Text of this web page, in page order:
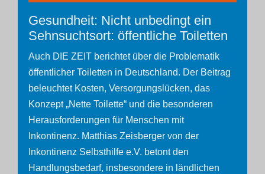
Gesundheit: Nicht unbedingt ein
Sehnsuchtsort: öffentliche Toiletten
Auch DIE ZEIT berichtet über die Problematik
öffentlicher Toiletten in Deutschland. Der Beitrag
beleuchtet Kosten, Versorgungslücken, das
Konzept „Nette Toilette“ und die besonderen
Herausforderungen für Menschen mit
Inkontinenz. Matthias Zeisberger von der
Inkontinenz Selbsthilfe e.V. betont den
Handlungsbedarf, insbesondere in ländlichen